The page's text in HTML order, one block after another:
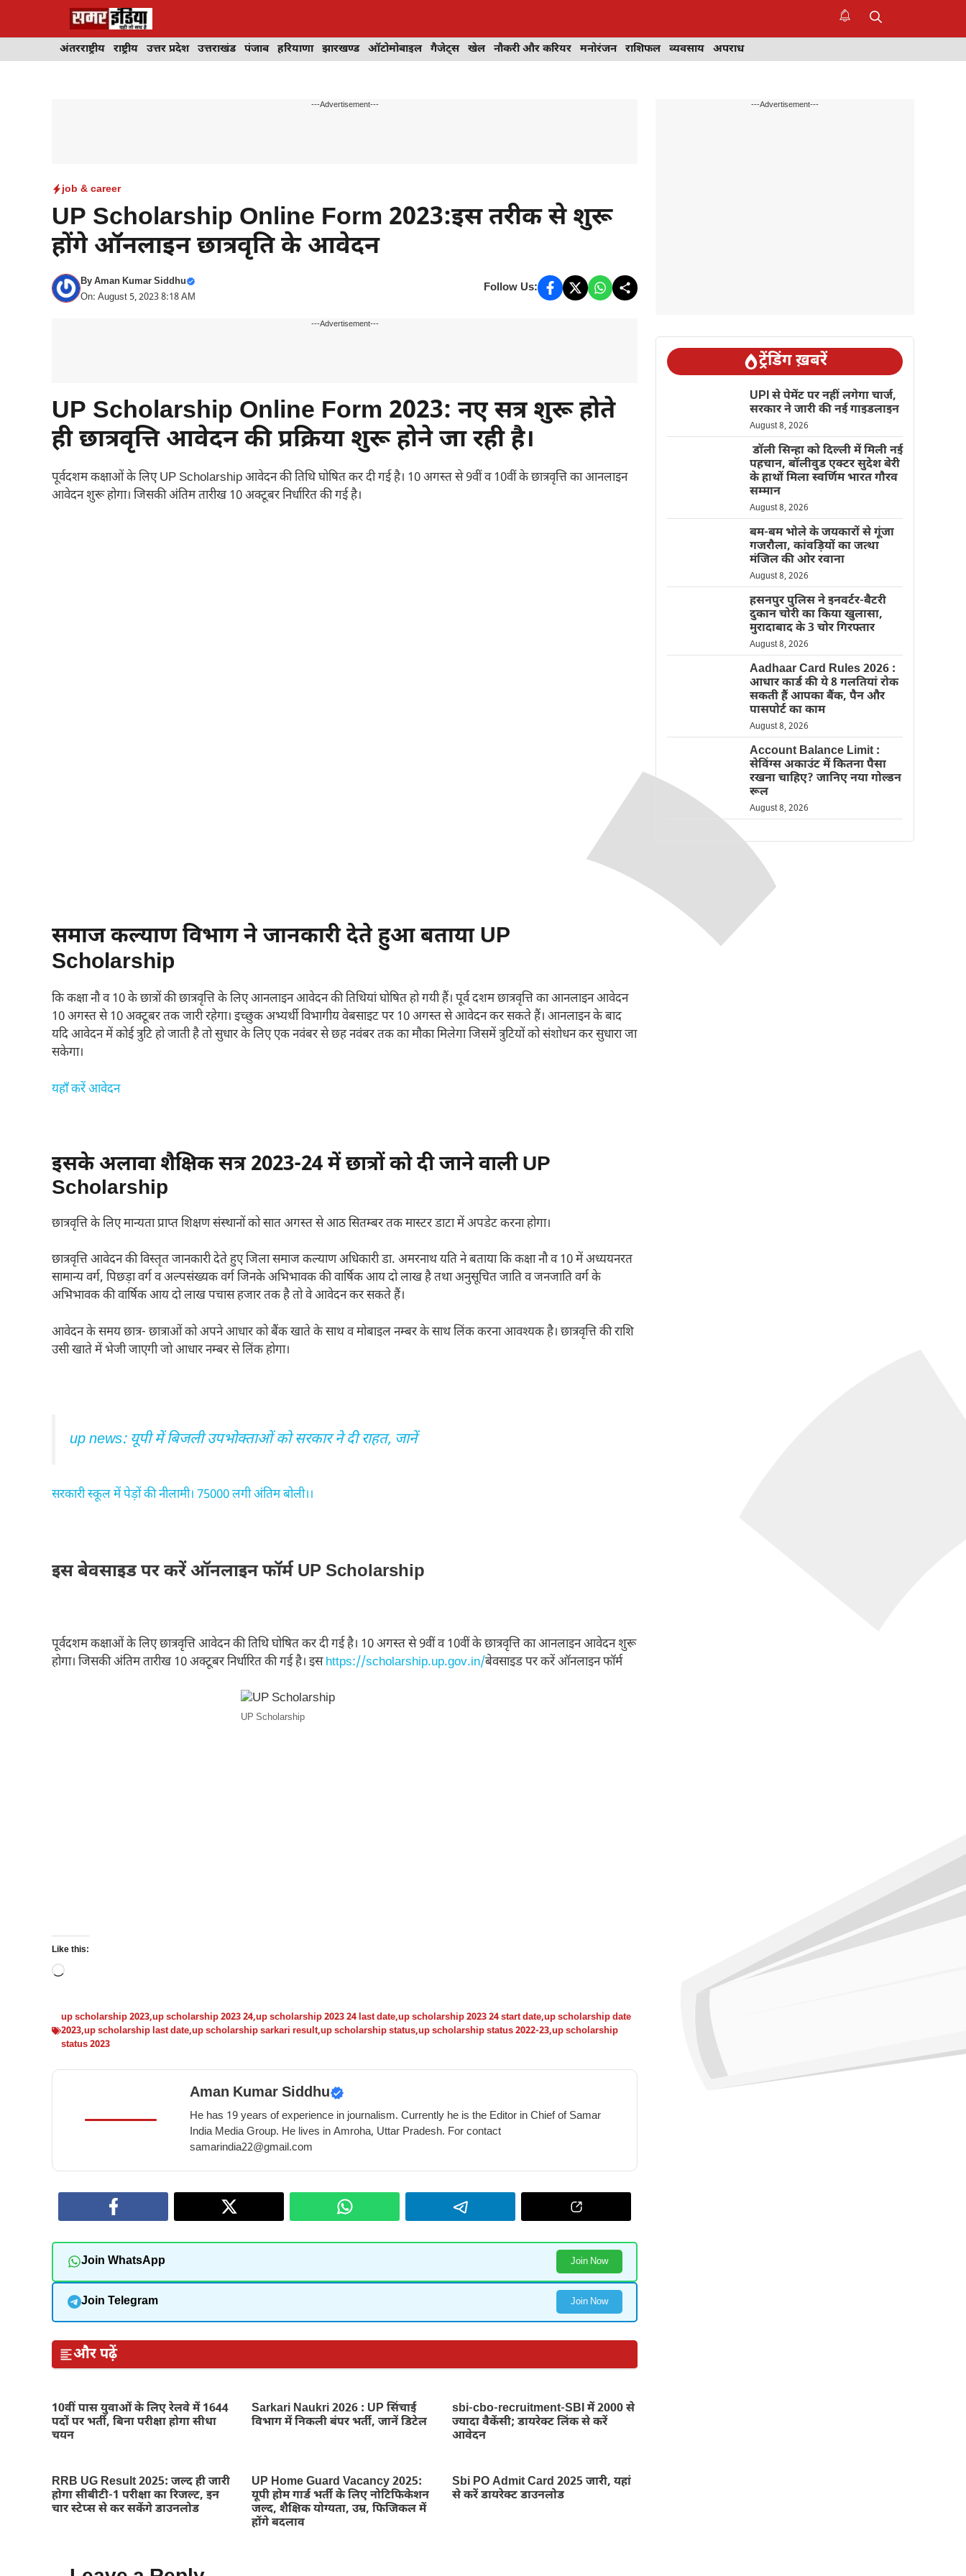
अंतरराष्ट्रीय राष्ट्रीय उत्तर प्रदेश उत्तराखंड पंजाब हरियाणा झारखण्ड ऑटोमोबाइल गैजेट्स खेल नौकरी और करियर मनोरंजन राशिफल व्यवसाय अपराध
---Advertisement---
job & career
UP Scholarship Online Form 2023:इस तरीक से शुरू
होंगे ऑनलाइन छात्रवृति के आवेदन
ByAman Kumar Siddhu
On: August 5, 2023 8:18 AM
Follow Us:
---Advertisement---
UP Scholarship Online Form 2023: नए सत्र शुरू होते
ही छात्रवृत्ति आवेदन की प्रक्रिया शुरू होने जा रही है।
पूर्वदशम कक्षाओं के लिए UP Scholarship आवेदन की तिथि घोषित कर दी गई है। 10 अगस्त से 9वीं व 10वीं के छात्रवृत्ति का आनलाइन
आवेदन शुरू होगा। जिसकी अंतिम तारीख 10 अक्टूबर निर्धारित की गई है।
समाज कल्याण विभाग ने जानकारी देते हुआ बताया UP
Scholarship
कि कक्षा नौ व 10 के छात्रों की छात्रवृत्ति के लिए आनलाइन आवेदन की तिथियां घोषित हो गयी हैं। पूर्व दशम छात्रवृत्ति का आनलाइन आवेदन
10 अगस्त से 10 अक्टूबर तक जारी रहेगा। इच्छुक अभ्यर्थी विभागीय वेबसाइट पर 10 अगस्त से आवेदन कर सकते हैं। आनलाइन के बाद
यदि आवेदन में कोई त्रुटि हो जाती है तो सुधार के लिए एक नवंबर से छह नवंबर तक का मौका मिलेगा जिसमें त्रुटियों को संशोधन कर सुधारा जा
सकेगा।
यहाँ करें आवेदन
इसके अलावा शैक्षिक सत्र 2023-24 में छात्रों को दी जाने वाली UP
Scholarship
छात्रवृत्ति के लिए मान्यता प्राप्त शिक्षण संस्थानों को सात अगस्त से आठ सितम्बर तक मास्टर डाटा में अपडेट करना होगा।
छात्रवृत्ति आवेदन की विस्तृत जानकारी देते हुए जिला समाज कल्याण अधिकारी डा. अमरनाथ यति ने बताया कि कक्षा नौ व 10 में अध्ययनरत
सामान्य वर्ग, पिछड़ा वर्ग व अल्पसंख्यक वर्ग जिनके अभिभावक की वार्षिक आय दो लाख है तथा अनुसूचित जाति व जनजाति वर्ग के
अभिभावक की वार्षिक आय दो लाख पचास हजार तक है तो वे आवेदन कर सकते हैं।
आवेदन के समय छात्र- छात्राओं को अपने आधार को बैंक खाते के साथ व मोबाइल नम्बर के साथ लिंक करना आवश्यक है। छात्रवृत्ति की राशि
उसी खाते में भेजी जाएगी जो आधार नम्बर से लिंक होगा।
up news: यूपी में बिजली उपभोक्ताओं को सरकार ने दी राहत, जानें
सरकारी स्कूल में पेड़ों की नीलामी। 75000 लगी अंतिम बोली।।
इस बेवसाइड पर करें ऑनलाइन फॉर्म UP Scholarship
पूर्वदशम कक्षाओं के लिए छात्रवृत्ति आवेदन की तिथि घोषित कर दी गई है। 10 अगस्त से 9वीं व 10वीं के छात्रवृत्ति का आनलाइन आवेदन शुरू
होगा। जिसकी अंतिम तारीख 10 अक्टूबर निर्धारित की गई है। इसhttps://scholarship.up.gov.in/बेवसाइड पर करें ऑनलाइन फॉर्म
UP Scholarship
Like this:
Loading…
up scholarship 2023,up scholarship 2023 24,up scholarship 2023 24 last date,up scholarship 2023 24 start date,up scholarship date
2023,up scholarship last date,up scholarship sarkari result,up scholarship status,up scholarship status 2022-23,up scholarship
status 2023
Aman Kumar Siddhu
He has 19 years of experience in journalism. Currently he is the Editor in Chief of Samar
India Media Group. He lives in Amroha, Uttar Pradesh. For contact
samarindia22@gmail.com
Join WhatsApp Join Now
Join Telegram Join Now
और पढ़ें
10वीं पास युवाओं के लिए रेलवे में 1644
पदों पर भर्ती, बिना परीक्षा होगा सीधा
चयन
Sarkari Naukri 2026 : UP सिंचाई
विभाग में निकली बंपर भर्ती, जानें डिटेल
sbi-cbo-recruitment-SBI में 2000 से
ज्यादा वैकेंसी; डायरेक्ट लिंक से करें
आवेदन
RRB UG Result 2025: जल्द ही जारी
होगा सीबीटी-1 परीक्षा का रिजल्ट, इन
चार स्टेप्स से कर सकेंगे डाउनलोड
UP Home Guard Vacancy 2025:
यूपी होम गार्ड भर्ती के लिए नोटिफिकेशन
जल्द, शैक्षिक योग्यता, उम्र, फिजिकल में
होंगे बदलाव
Sbi PO Admit Card 2025 जारी, यहां
से करें डायरेक्ट डाउनलोड
---Advertisement---
ट्रेंडिंग ख़बरें
UPI से पेमेंट पर नहीं लगेगा चार्ज,
सरकार ने जारी की नई गाइडलाइन
August 8, 2026
डॉली सिन्हा को दिल्ली में मिली नई
पहचान, बॉलीवुड एक्टर सुदेश बेरी
के हाथों मिला स्वर्णिम भारत गौरव
सम्मान
August 8, 2026
बम-बम भोले के जयकारों से गूंजा
गजरौला, कांवड़ियों का जत्था
मंजिल की ओर रवाना
August 8, 2026
हसनपुर पुलिस ने इनवर्टर-बैटरी
दुकान चोरी का किया खुलासा,
मुरादाबाद के 3 चोर गिरफ्तार
August 8, 2026
Aadhaar Card Rules 2026 :
आधार कार्ड की ये 8 गलतियां रोक
सकती हैं आपका बैंक, पैन और
पासपोर्ट का काम
August 8, 2026
Account Balance Limit :
सेविंग्स अकाउंट में कितना पैसा
रखना चाहिए? जानिए नया गोल्डन
रूल
August 8, 2026